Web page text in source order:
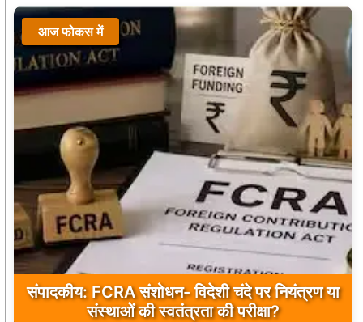
आज फोकस में
संपादकीय: FCRA संशोधन- विदेशी चंदे पर नियंत्रण या
संस्थाओं की स्वतंत्रता की परीक्षा?